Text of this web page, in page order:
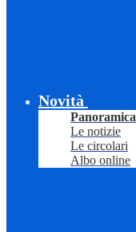
Novità
Panoramica
Le notizie
Le circolari
Albo online